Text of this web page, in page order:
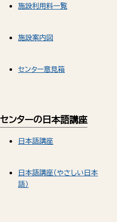
施設利用料一覧
施設案内図
センター意見箱
センターの日本語講座
日本語講座
日本語講座（やさしい日本
語）